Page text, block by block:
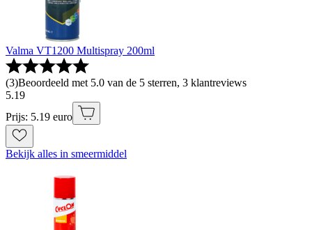
Valma VT1200 Multispray 200ml
(3)Beoordeeld met 5.0 van de 5 sterren, 3 klantreviews
5.19
Prijs: 5.19 euro
Bekijk alles in smeermiddel